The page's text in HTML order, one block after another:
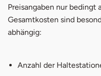
Preisangaben nur bedingt
Gesamtkosten sind
abhängig:
Anzahl der